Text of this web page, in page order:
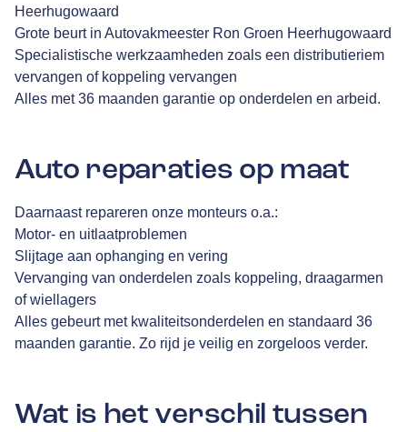
Heerhugowaard
Grote beurt in Autovakmeester Ron Groen Heerhugowaard
Specialistische werkzaamheden zoals een distributieriem
vervangen of koppeling vervangen
Alles met 36 maanden garantie op onderdelen en arbeid.
Auto reparaties op maat
Daarnaast repareren onze monteurs o.a.:
Motor- en uitlaatproblemen
Slijtage aan ophanging en vering
Vervanging van onderdelen zoals koppeling, draagarmen
of wiellagers
Alles gebeurt met kwaliteitsonderdelen en standaard 36
maanden garantie. Zo rijd je veilig en zorgeloos verder.
Wat is het verschil tussen